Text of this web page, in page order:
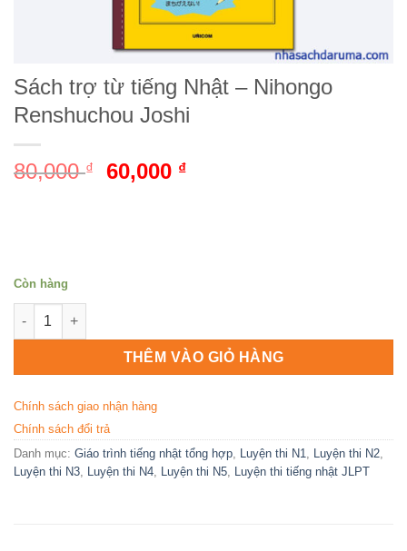
Sách trợ từ tiếng Nhật – Nihongo
Renshuchou Joshi
80,000₫
Giá
60,000 ₫
Còn hàng
Sách trợ từ tiếng Nhật - Nihongo Renshuchou Joshi số lượng
THÊM VÀO GIỎ HÀNG
Chính sách giao nhận hàng
Chính sách đổi trả
Danh mục: Giáo trình tiếng nhật tổng hợp Luyện thi N1 Luyện thi N2
Luyện thi N3 Luyện thi N4 Luyện thi N5 Luyện thi tiếng nhật JLPT